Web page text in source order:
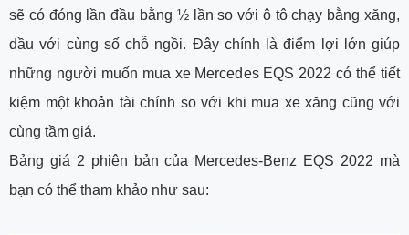
sẽ có đóng lần đầu bằng ½ lần so với ô tô chạy bằng xăng,
dầu với cùng số chỗ ngồi. Đây chính là điểm lợi lớn giúp
những người muốn mua xe Mercedes EQS 2022 có thể tiết
kiệm một khoản tài chính so với khi mua xe xăng cũng với
cùng tầm giá.
Bảng giá 2 phiên bản của Mercedes-Benz EQS 2022 mà
bạn có thể tham khảo như sau: